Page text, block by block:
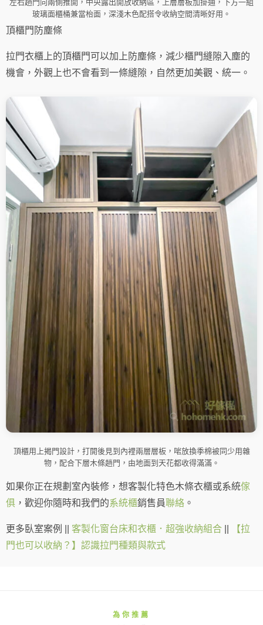
左右趟門向兩側推開，中央露出開放收納區，上層層板加掛通，下方一組
玻璃面櫃桶兼當枱面，深淺木色配搭令收納空間清晰好用。
頂櫃門防塵條
拉門衣櫃上的頂櫃門可以加上防塵條，減少櫃門縫隙入塵的
機會，外觀上也不會看到一條縫隙，自然更加美觀、統一。
頂櫃用上揭門設計，打開後見到內裡兩層層板，啱放換季棉被同少用雜
物，配合下層木條趟門，由地面到天花都收得滿滿。
如果你正在規劃室內裝修，想客製化特色木條衣櫃或系統傢
俱 ，歡迎你隨時和我們的系統櫃銷售員聯絡 。
更多臥室案例 || 客製化窗台床和衣櫃．超強收納組合
【拉
門也可以收納？】認識拉門種類與款式